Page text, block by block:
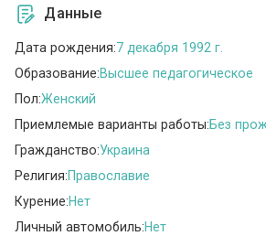
Данные
Дата рождения:7 декабря 1992 г.
Образование:Высшее педагогическое
Пол:Женский
Приемлемые варианты работы:Без
Гражданство:Украина
Религия:Православие
Курение:Нет
Личный автомобиль:Нет